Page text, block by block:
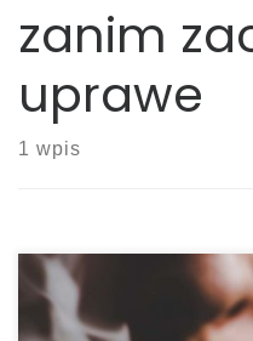
zanim
uprawe
1 wpis
Jakość nasion